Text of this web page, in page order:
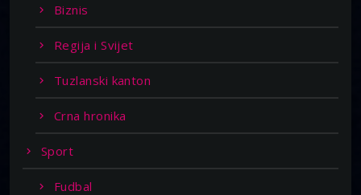
Biznis
Regija i Svijet
Tuzlanski kanton
Crna hronika
Sport
Fudbal